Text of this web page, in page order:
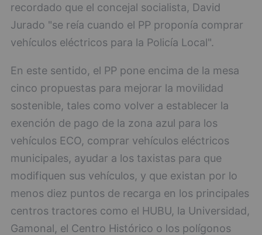
recordado que el concejal socialista, David
Jurado "se reía cuando el PP proponía comprar
vehículos eléctricos para la Policía Local".
En este sentido, el PP pone encima de la mesa
cinco propuestas para mejorar la movilidad
sostenible, tales como volver a establecer la
exención de pago de la zona azul para los
vehículos ECO, comprar vehículos eléctricos
municipales, ayudar a los taxistas para que
modifiquen sus vehículos, y que existan por lo
menos diez puntos de recarga en los principales
centros tractores como el HUBU, la Universidad,
Gamonal, el Centro Histórico o los polígonos